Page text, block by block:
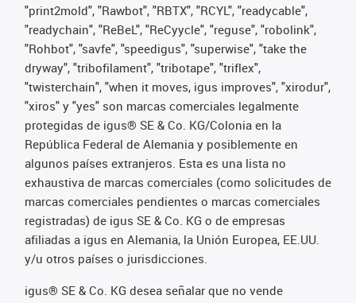
"print2mold", "Rawbot", "RBTX", "RCYL", "readycable",
"readychain", "ReBeL", "ReCyycle", "reguse", "robolink",
"Rohbot", "savfe", "speedigus", "superwise", "take the
dryway", "tribofilament", "tribotape", "triflex",
"twisterchain", "when it moves, igus improves", "xirodur",
"xiros" y "yes" son marcas comerciales legalmente
protegidas de igus® SE & Co. KG/Colonia en la
República Federal de Alemania y posiblemente en
algunos países extranjeros. Esta es una lista no
exhaustiva de marcas comerciales (como solicitudes de
marcas comerciales pendientes o marcas comerciales
registradas) de igus SE & Co. KG o de empresas
afiliadas a igus en Alemania, la Unión Europea, EE.UU.
y/u otros países o jurisdicciones.
igus® SE & Co. KG desea señalar que no vende